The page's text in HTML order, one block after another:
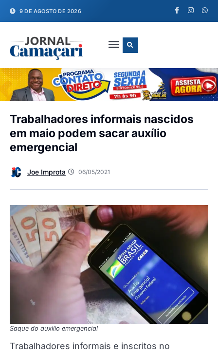
9 DE AGOSTO DE 2026
Trabalhadores informais nascidos
em maio podem sacar auxílio
emergencial
Joe Improta 06/05/2021
Saque do auxílio emergencial
Trabalhadores informais e inscritos no